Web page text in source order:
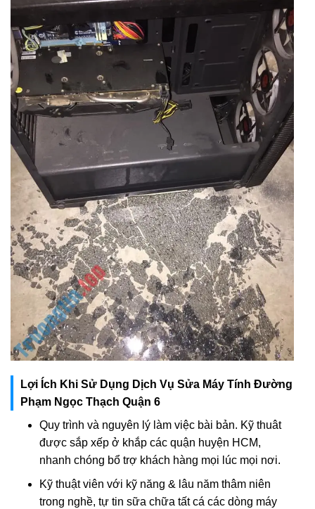
Lợi Ích Khi Sử Dụng Dịch Vụ Sửa Máy Tính Đường
Phạm Ngọc Thạch Quận 6
Quy trình và nguyên lý làm việc bài bản. Kỹ thuât
được sắp xếp ở khắp các quận huyện HCM,
nhanh chóng bổ trợ khách hàng mọi lúc mọi nơi.
Kỹ thuật viên với kỹ năng & lâu năm thâm niên
trong nghề, tự tin sữa chữa tất cá các dòng máy